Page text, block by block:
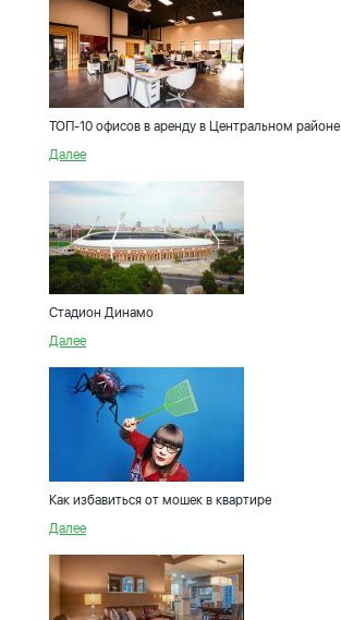
ТОП-10 офисов в аренду в Центральном районе
Далее
Стадион Динамо
Далее
Как избавиться от мошек в квартире
Далее